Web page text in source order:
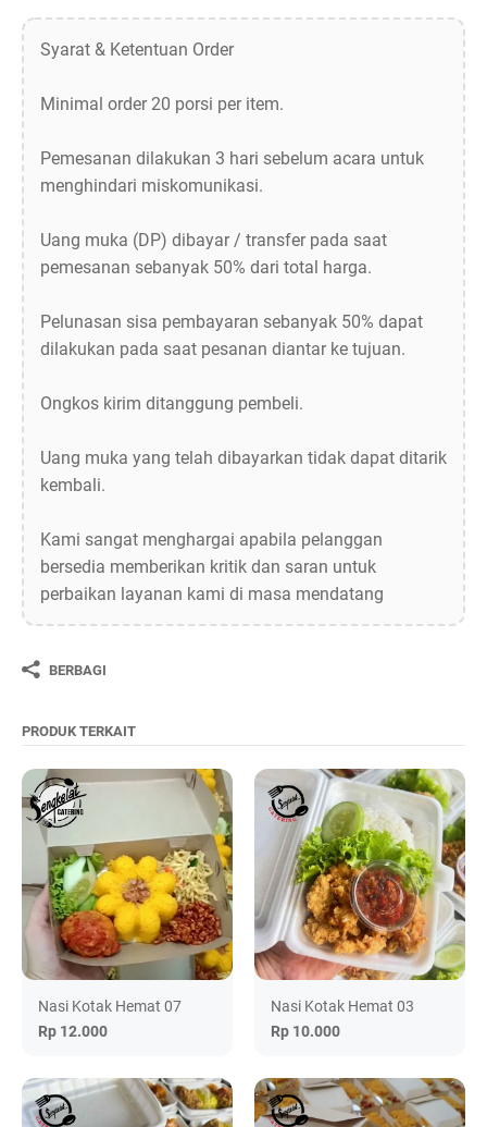
Syarat & Ketentuan Order
Minimal order 20 porsi per item.
Pemesanan dilakukan 3 hari sebelum acara untuk
menghindari miskomunikasi.
Uang muka (DP) dibayar / transfer pada saat
pemesanan sebanyak 50% dari total harga.
Pelunasan sisa pembayaran sebanyak 50% dapat
dilakukan pada saat pesanan diantar ke tujuan.
Ongkos kirim ditanggung pembeli.
Uang muka yang telah dibayarkan tidak dapat ditarik
kembali.
Kami sangat menghargai apabila pelanggan
bersedia memberikan kritik dan saran untuk
perbaikan layanan kami di masa mendatang
BERBAGI
PRODUK TERKAIT
Nasi Kotak Hemat 07
Rp 12.000
Nasi Kotak Hemat 03
Rp 10.000